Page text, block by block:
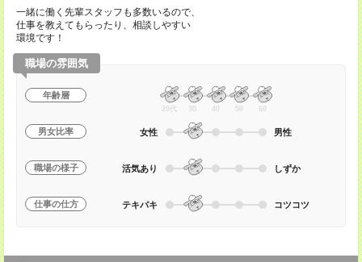
一緒に働く先輩スタッフも多数いるので、
仕事を教えてもらったり、相談しやすい
環境です！
職場の雰囲気
年齢層
20代 30 40 50 60
男女比率 女性 男性
職場の様子 活気あり しずか
仕事の仕方 テキパキ コツコツ